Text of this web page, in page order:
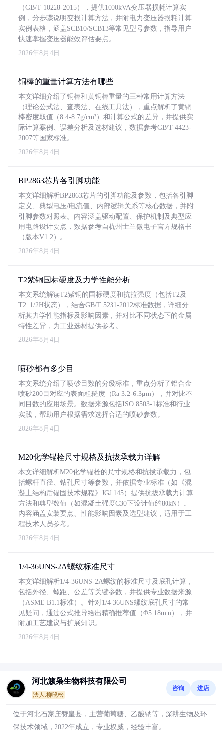
（GB/T 10228-2015），提供1000kVA变压器损耗计算实
例，分步骤说明变损计算方法，并附电力变压器损耗计算
实例表格，涵盖SCB10/SCB13等常见型号参数，指导用户
快速掌握变压器能效评估要点。
2026年8月4日
铜棒的重量计算方法有哪些
本文详细介绍了铜棒和黄铜棒重量的三种常用计算方法
（理论公式法、查表法、在线工具法），重点解析了黄铜
棒密度取值（8.4-8.7g/cm³）和计算公式的差异，并提供实
际计算案例、误差分析及选材建议，数据参考GB/T 4423-
2007等国家标准。
2026年8月4日
BP2863芯片各引脚功能
本文详细解析BP2863芯片的引脚功能及参数，包括各引脚
定义、典型电压/电流值、内部逻辑关系等核心数据，并附
引脚参数对照表。内容涵盖驱动配置、保护机制及典型应
用电路设计要点，数据参考自杭州士兰微电子官方规格书
（版本V1.2）。
2026年8月4日
T2紫铜国标硬度及力学性能分析
本文系统解读T2紫铜的国标硬度和抗拉强度（包括T2及
T2_1/2H状态），结合GB/T 5231-2012标准数据，详细分
析其力学性能指标及影响因素，并对比不同状态下的金属
特性差异，为工业选材提供参考。
2026年8月4日
喷砂都有多少目
本文系统介绍了喷砂目数的分级标准，重点分析了铝合金
喷砂200目对应的表面粗糙度（Ra 3.2-6.3μm），并对比不
同目数的应用场景。数据来源包括ISO 8503-1标准和行业
实践，帮助用户根据需求选择合适的喷砂参数。
2026年8月4日
M20化学锚栓尺寸规格及抗拔承载力详解
本文详细解析M20化学锚栓的尺寸规格和抗拔承载力，包
括螺杆直径、钻孔尺寸等参数，并依据专业标准（如《混
凝土结构后锚固技术规程》JGJ 145）提供抗拔承载力计算
方法和典型数值（如混凝土强度C30下设计值约80kN）。
内容涵盖安装要点、性能影响因素及选型建议，适用于工
程技术人员参考。
2026年8月4日
1/4-36UNS-2A螺纹标准尺寸
本文详细解析1/4-36UNS-2A螺纹的标准尺寸及底孔计算，
包括外径、螺距、公差等关键参数，并提供专业数据来源
（ASME B1.1标准）。针对1/4-36UNS螺纹底孔尺寸的常
见疑问，通过公式推导给出精确推荐值（Φ5.18mm），并
附加工艺建议与扩展知识。
2026年8月4日
河北籁枭生物科技有限公司
法人:柳晓松
咨询 进店
位于河北石家庄赞皇县，主营葡萄糖、乙酸钠等，深耕生物及环
保技术领域，2022年成立，专业权威，经验丰富。